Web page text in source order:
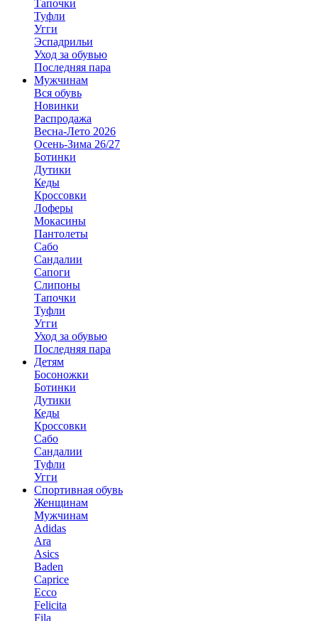
Тапочки
Туфли
Угги
Эспадрильи
Уход за обувью
Последняя пара
Мужчинам
Вся обувь
Новинки
Распродажа
Весна-Лето 2026
Осень-Зима 26/27
Ботинки
Дутики
Кеды
Кроссовки
Лоферы
Мокасины
Пантолеты
Сабо
Сандалии
Сапоги
Слипоны
Тапочки
Туфли
Угги
Уход за обувью
Последняя пара
Детям
Босоножки
Ботинки
Дутики
Кеды
Кроссовки
Сабо
Сандалии
Туфли
Угги
Спортивная обувь
Женщинам
Мужчинам
Adidas
Ara
Asics
Baden
Caprice
Ecco
Felicita
Fila